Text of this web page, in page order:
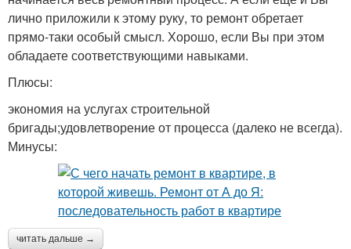
лично приложили к этому руку, то ремонт обретает
прямо-таки особый смысл. Хорошо, если Вы при этом
обладаете соответствующими навыками.
Плюсы:
экономия на услугах строительной
бригады;удовлетворение от процесса (далеко не всегда).
Минусы:
читать дальше →